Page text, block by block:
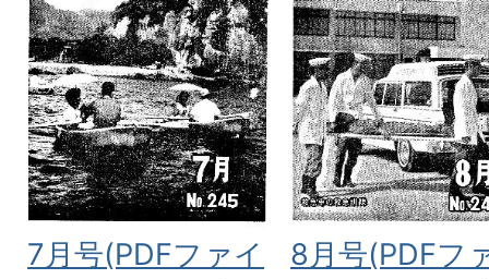
7月号(PDFファイ
8月号(PDFフ